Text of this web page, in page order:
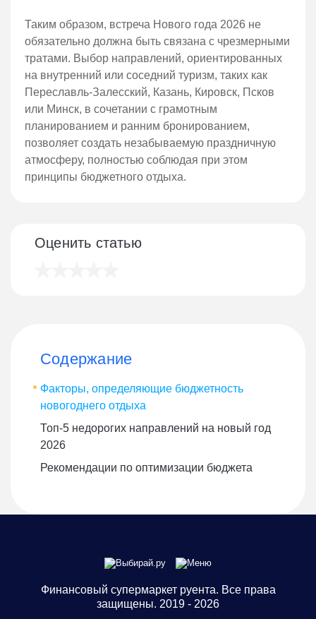
Таким образом, встреча Нового года 2026 не
обязательно должна быть связана с чрезмерными
тратами. Выбор направлений, ориентированных
на внутренний или соседний туризм, таких как
Переславль-Залесский, Казань, Кировск, Псков
или Минск, в сочетании с грамотным
планированием и ранним бронированием,
позволяет создать незабываемую праздничную
атмосферу, полностью соблюдая при этом
принципы бюджетного отдыха.
Оценить статью
Содержание
Факторы, определяющие бюджетность
новогоднего отдыха
Топ-5 недорогих направлений на новый год
2026
Рекомендации по оптимизации бюджета
Финансовый супермаркет руента. Все права
защищены. 2019 - 2026